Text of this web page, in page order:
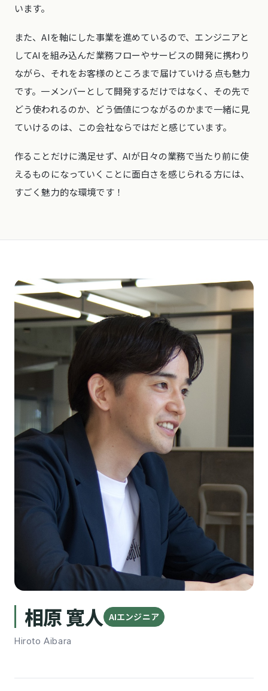
います。
また、AIを軸にした事業を進めているので、エンジニアと
してAIを組み込んだ業務フローやサービスの開発に携わり
ながら、それをお客様のところまで届けていける点も魅力
です。一メンバーとして開発するだけではなく、その先で
どう使われるのか、どう価値につながるのかまで一緒に見
ていけるのは、この会社ならではだと感じています。
作ることだけに満足せず、AIが日々の業務で当たり前に使
えるものになっていくことに面白さを感じられる方には、
すごく魅力的な環境です！
相原 寛人 AIエンジニア
Hiroto Aibara